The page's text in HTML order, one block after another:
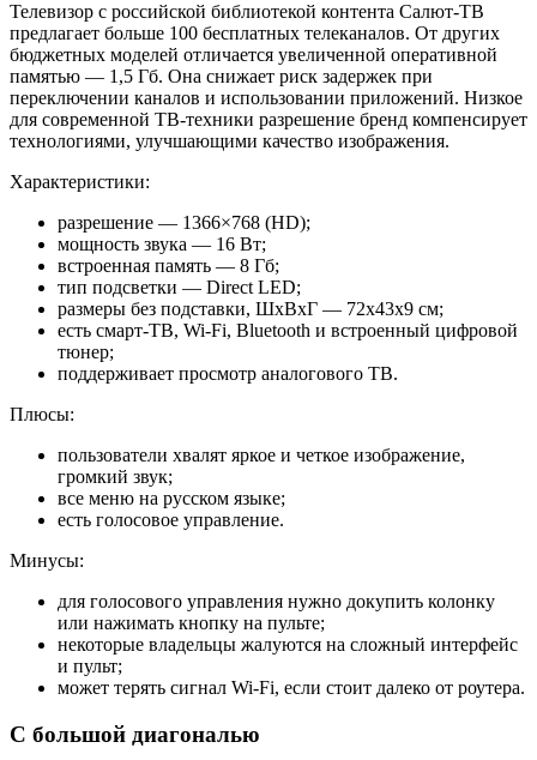
Телевизор с российской библиотекой контента Салют-ТВ
предлагает больше 100 бесплатных телеканалов. От других
бюджетных моделей отличается увеличенной оперативной
памятью — 1,5 Гб. Она снижает риск задержек при
переключении каналов и использовании приложений. Низкое
для современной ТВ-техники разрешение бренд компенсирует
технологиями, улучшающими качество изображения.
Характеристики:
разрешение — 1366×768 (HD);
мощность звука — 16 Вт;
встроенная память — 8 Гб;
тип подсветки — Direct LED;
размеры без подставки, ШхВхГ — 72x43x9 см;
есть смарт-ТВ, Wi-Fi, Bluetooth и встроенный цифровой
тюнер;
поддерживает просмотр аналогового ТВ.
Плюсы:
пользователи хвалят яркое и четкое изображение,
громкий звук;
все меню на русском языке;
есть голосовое управление.
Минусы:
для голосового управления нужно докупить колонку
или нажимать кнопку на пульте;
некоторые владельцы жалуются на сложный интерфейс
и пульт;
может терять сигнал Wi-Fi, если стоит далеко от роутера.
С большой диагональю